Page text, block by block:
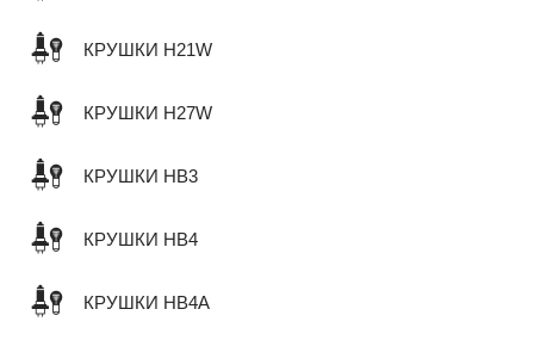
КРУШКИ H21W
КРУШКИ H27W
КРУШКИ HB3
КРУШКИ HB4
КРУШКИ HB4A